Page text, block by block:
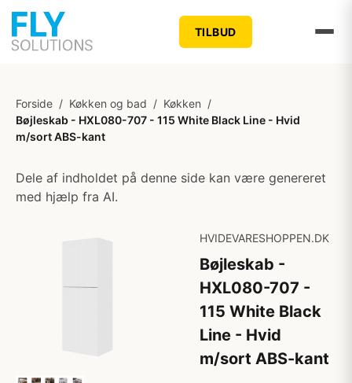
TILBUD
Forside / Køkken og bad / Køkken /
Bøjleskab - HXL080-707 - 115 White Black Line - Hvid
m/sort ABS-kant
Dele af indholdet på denne side kan være genereret
med hjælp fra AI.
HVIDEVARESHOPPEN.DK
Bøjleskab -
HXL080-707 -
115 White Black
Line - Hvid
m/sort ABS-kant